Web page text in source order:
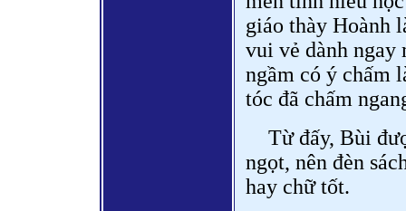
giáo thày Hoành
vui vẻ dành ngay
ngầm có ý chấm
tóc đã chấm
Từ đấy, Bùi
ngọt, nên đèn
hay chữ tốt.